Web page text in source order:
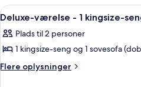
soveværelse
Indlæs
alle
billeder
af
Deluxe-
4
Deluxe-værelse - 1 kingsize-
Plads til 2 personer
1 kingsize-seng og 1 sovesofa
Flere oplysninger
Flere